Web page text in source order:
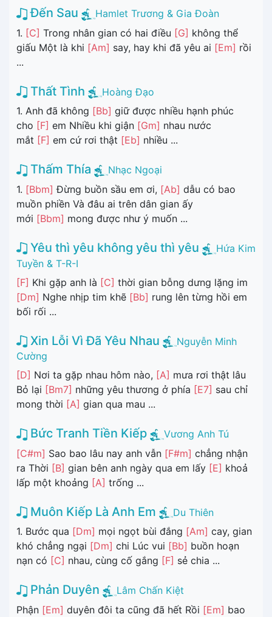
Đến Sau
Hamlet Trương & Gia Đoàn
1. [C] Trong nhân gian có hai điều [G] không thể
giấu Một là khi [Am] say, hay khi đã yêu ai [Em] rồi
...
Thất Tình
Hoàng Đạo
1. Anh đã không [Bb] giữ được nhiều hạnh phúc
cho [F] em Nhiều khi giận [Gm] nhau nước
mắt [F] em cứ rơi thật [Eb] nhiều ...
Thấm Thía
Nhạc Ngoại
1. [Bbm] Đừng buồn sầu em ơi, [Ab] dẫu có bao
muồn phiền Và đâu ai trên dân gian ấy
mới [Bbm] mong được như ý muốn ...
Yêu thì yêu không yêu thì yêu
Hứa Kim
Tuyền & T-R-I
[F] Khi gặp anh là [C] thời gian bỗng dưng lặng im
[Dm] Nghe nhịp tim khẽ [Bb] rung lên từng hồi em
bối rối ...
Xin Lỗi Vì Đã Yêu Nhau
Nguyễn Minh
Cường
[D] Nơi ta gặp nhau hôm nào, [A] mưa rơi thật lâu
Bỏ lại [Bm7] những yêu thương ở phía [E7] sau chỉ
mong thời [A] gian qua mau ...
Bức Tranh Tiền Kiếp
Vương Anh Tú
[C#m] Sao bao lâu nay anh vẫn [F#m] chẳng nhận
ra Thời [B] gian bên anh ngày qua em lấy [E] khoả
lấp một khoảng [A] trống ...
Muôn Kiếp Là Anh Em
Du Thiên
1. Bước qua [Dm] mọi ngọt bùi đắng [Am] cay, gian
khó chẳng ngại [Dm] chi Lúc vui [Bb] buồn hoạn
nạn có [C] nhau, cùng cố gắng [F] sẻ chia ...
Phản Duyên
Lâm Chấn Kiệt
Phận [Em] duyên đôi ta cũng đã hết Rồi [Em] bao